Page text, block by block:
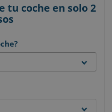
tu coche en solo 2